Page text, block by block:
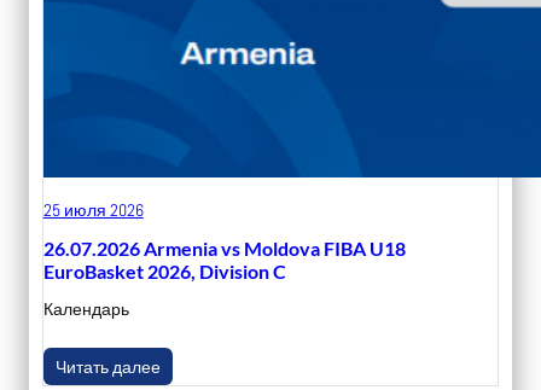
25 июля 2026
26.07.2026 Armenia vs Moldova FIBA U18
EuroBasket 2026, Division C
Календарь
Читать далее